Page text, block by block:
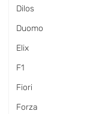
Dilos
Duomo
Elix
F1
Fiori
Forza